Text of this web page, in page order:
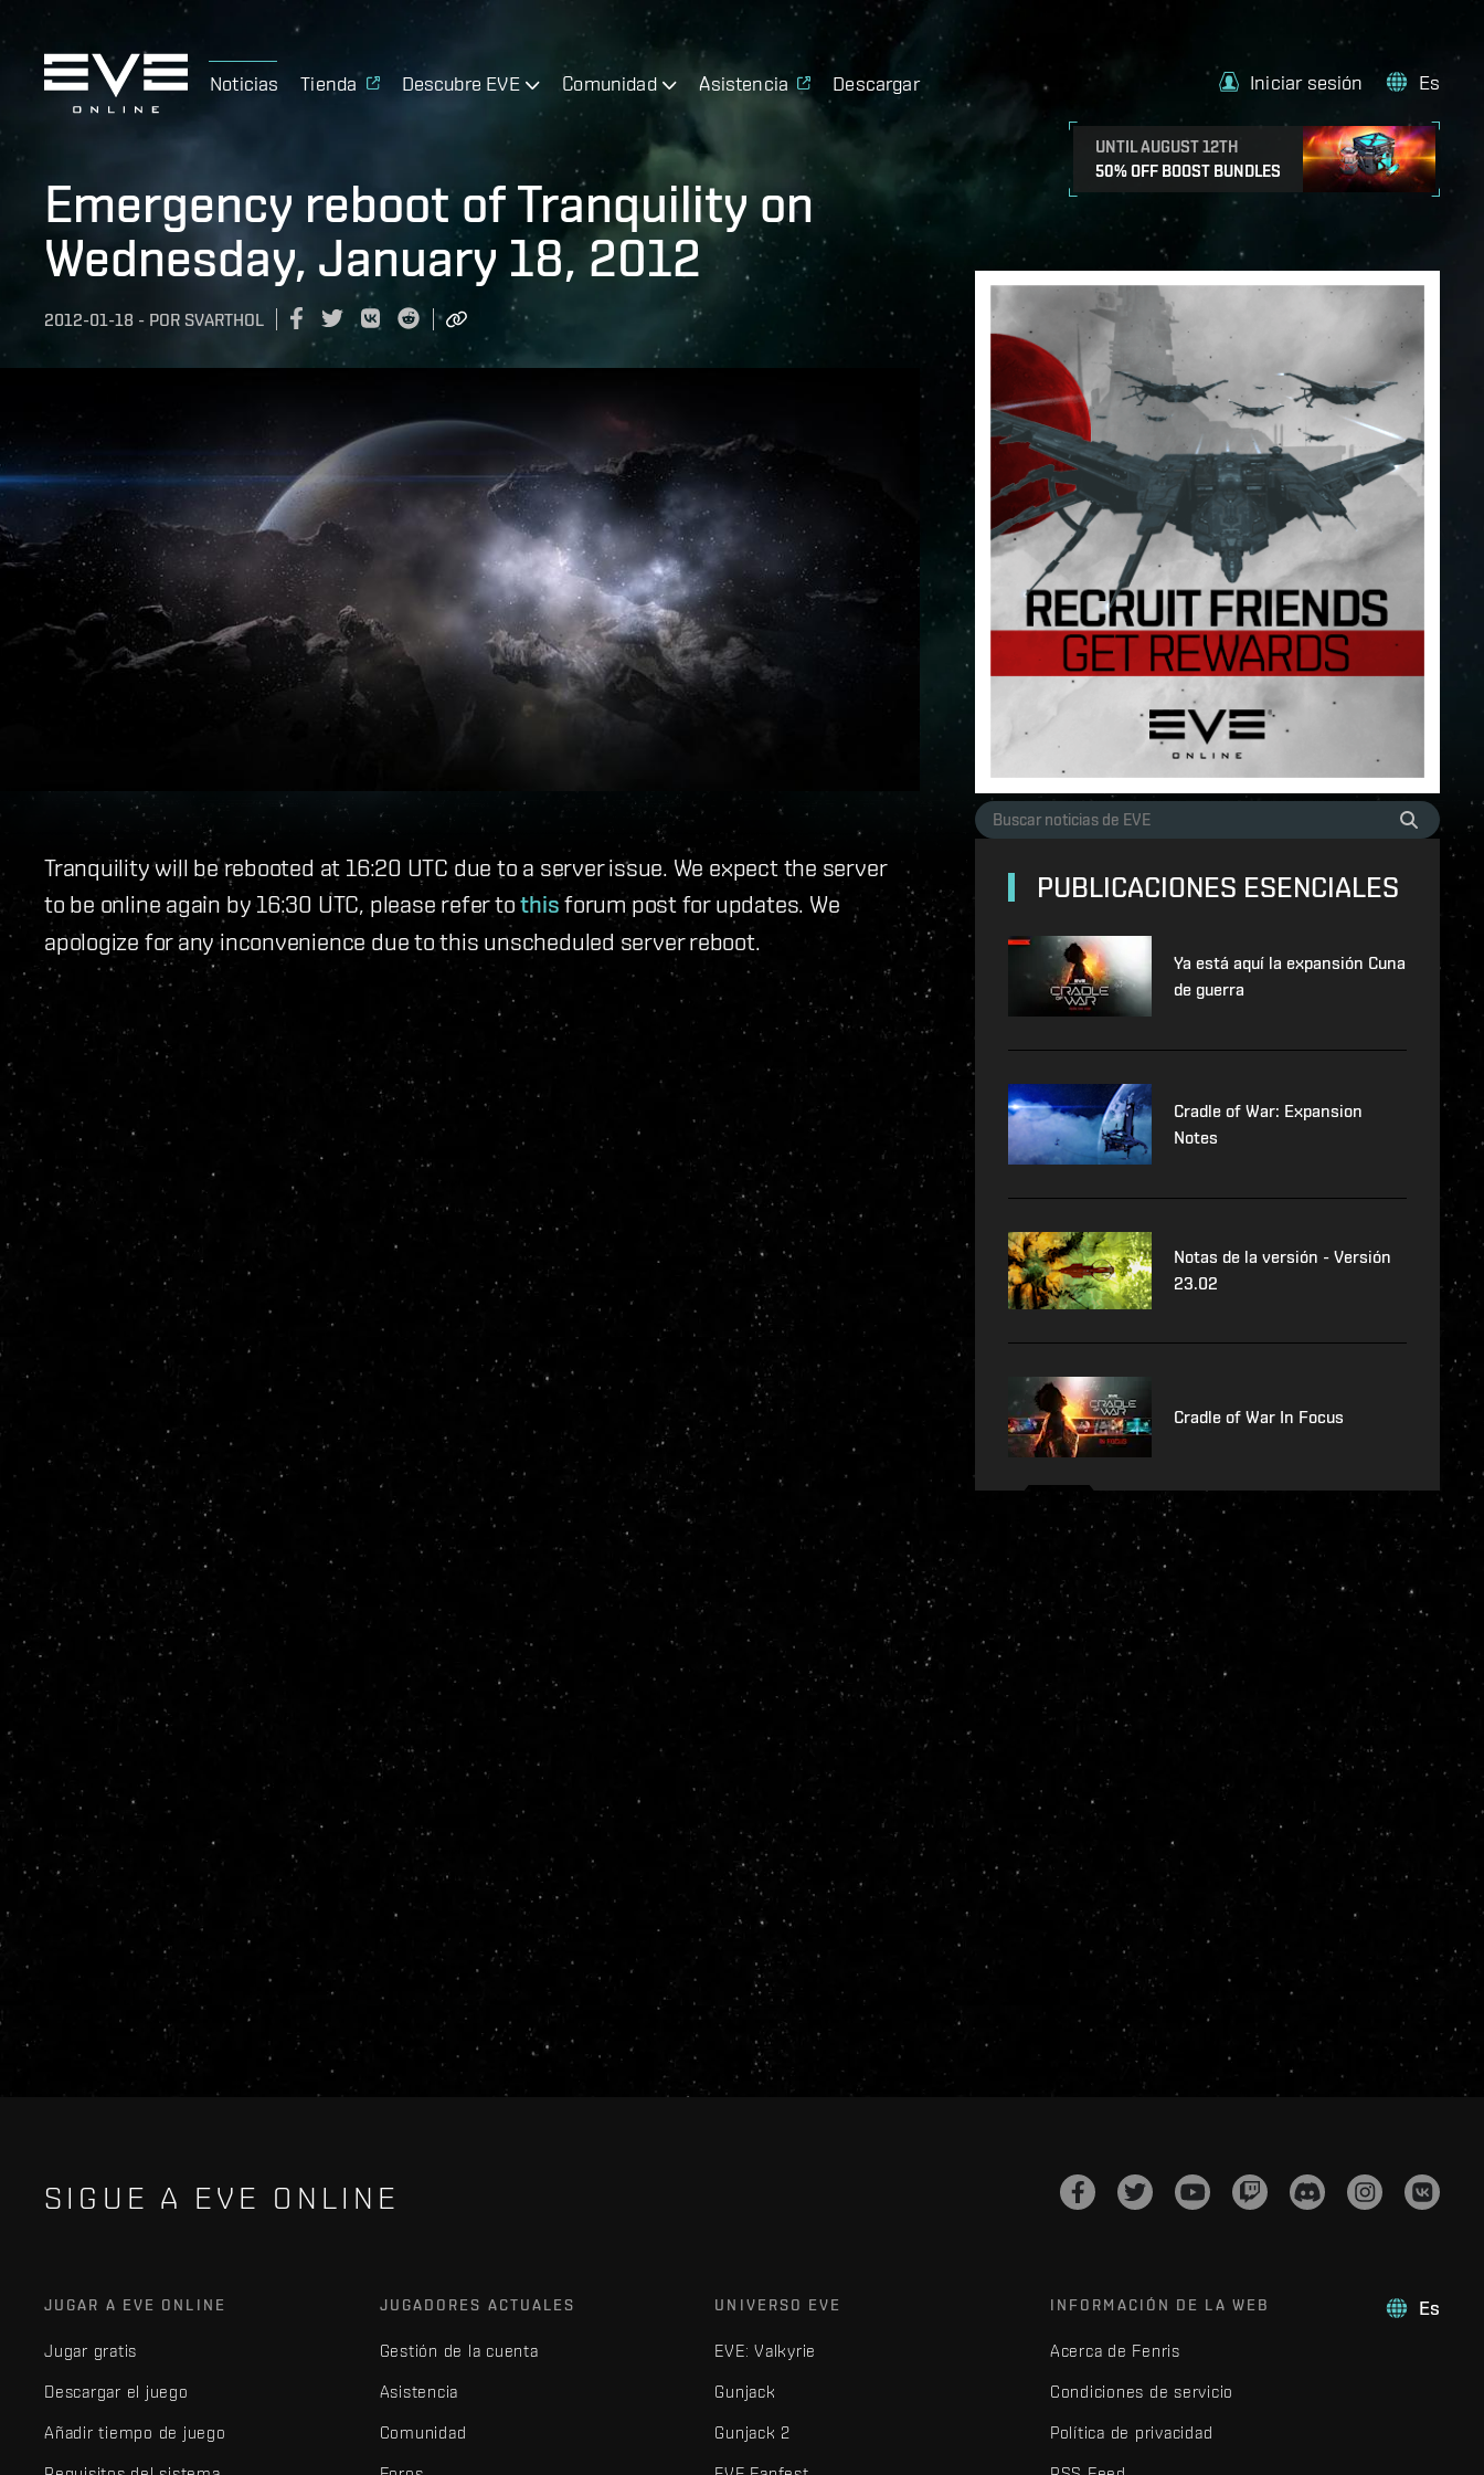
Noticias Tienda Descubre EVE Comunidad Asistencia Descargar
UNTIL AUGUST 12TH
50% OFF BOOST BUNDLES
Iniciar sesión Es
Emergency reboot of Tranquility on
Wednesday, January 18, 2012
2012-01-18 - POR SVARTHOL
Tranquility will be rebooted at 16:20 UTC due to a server issue. We expect the server
to be online again by 16:30 UTC, please refer tothisforum post for updates. We
apologize for any inconvenience due to this unscheduled server reboot.
PUBLICACIONES ESENCIALES
Ya está aquí la expansión Cuna
de guerra
Cradle of War: Expansion
Notes
Notas de la versión - Versión
23.02
Cradle of War In Focus
SIGUE A EVE ONLINE
Es
JUGAR A EVE ONLINE
Jugar gratis
Descargar el juego
Añadir tiempo de juego
JUGADORES ACTUALES
Gestión de la cuenta
Asistencia
Comunidad
UNIVERSO EVE
EVE: Valkyrie
Gunjack
Gunjack 2
INFORMACIÓN DE LA WEB
Acerca de Fenris
Condiciones de servicio
Política de privacidad